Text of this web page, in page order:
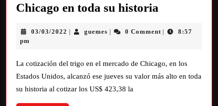
Chicago en toda su historia
03/03/2022 guemes 0 Comment
8:57
pm
La cotización del trigo en el mercado de Chicago, en los
Estados Unidos, alcanzó ese jueves su valor más alto en toda
su historia al cotizar los US$ 423,38 la